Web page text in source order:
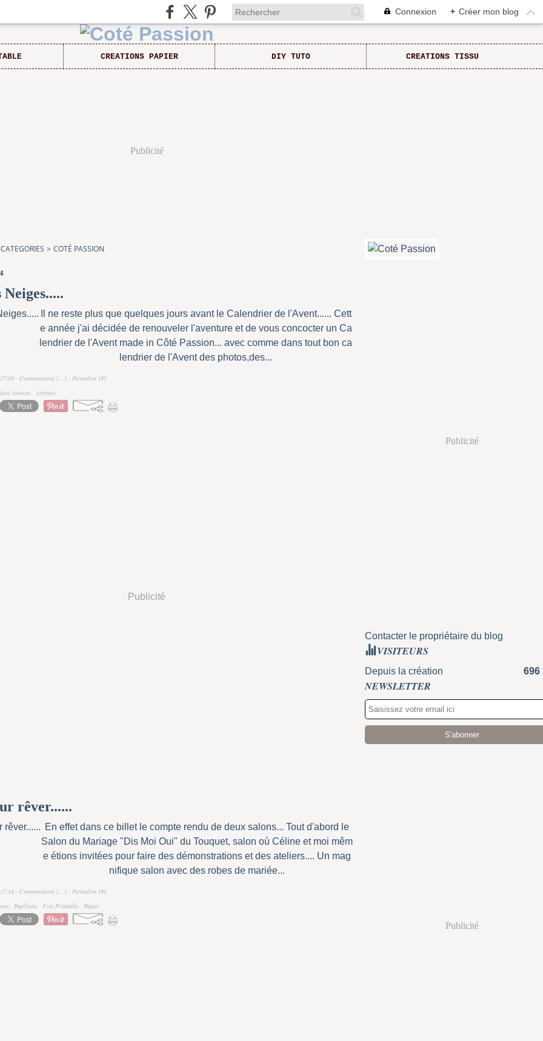
Connexion + Créer mon blog
CREATIONS PAPIER DIY TUTO CREATIONS TISSU
Publicité
CATEGORIES > COTÉ PASSION
Il ne reste plus que quelques jours avant le Calendrier de l'Avent...... Cett
e année j'ai décidée de renouveler l'aventure et de vous concocter un Ca
lendrier de l'Avent made in Côté Passion... avec comme dans tout bon ca
lendrier de l'Avent des photos,des...
- Commentaires […] - Permalien [#]
Astuces, Artemio
Publicité
rêver......
En effet dans ce billet le compte rendu de deux salons... Tout d'abord le
Salon du Mariage "Dis Moi Oui" du Touquet, salon où Céline et moi mêm
e étions invitées pour faire des démonstrations et des ateliers.... Un mag
nifique salon avec des robes de mariée...
- Commentaires […] - Permalien [#]
, Papillons, Free Printable, Papier
Publicité
Contacter le propriétaire du blog
VISITEURS
Depuis la création 696
NEWSLETTER
Publicité